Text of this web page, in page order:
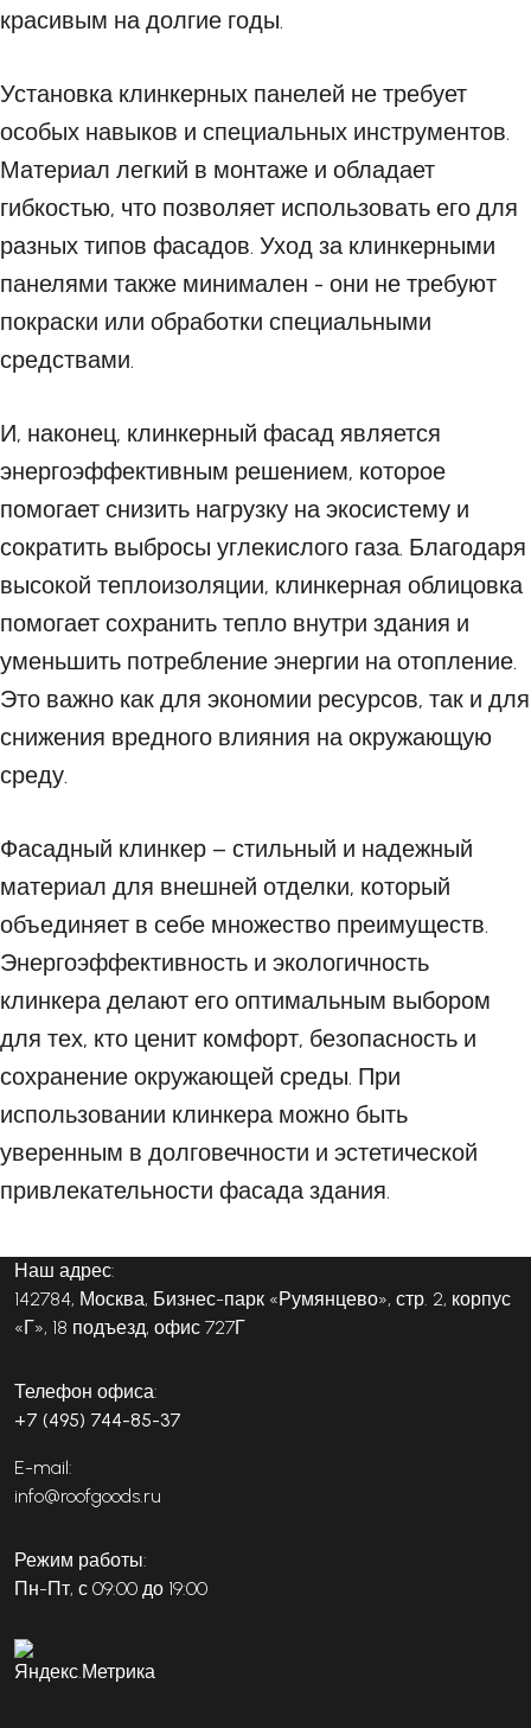
красивым на долгие годы.
Установка клинкерных панелей не требует
особых навыков и специальных инструментов.
Материал легкий в монтаже и обладает
гибкостью, что позволяет использовать его для
разных типов фасадов. Уход за клинкерными
панелями также минимален - они не требуют
покраски или обработки специальными
средствами.
И, наконец, клинкерный фасад является
энергоэффективным решением, которое
помогает снизить нагрузку на экосистему и
сократить выбросы углекислого газа. Благодаря
высокой теплоизоляции, клинкерная облицовка
помогает сохранить тепло внутри здания и
уменьшить потребление энергии на отопление.
Это важно как для экономии ресурсов, так и для
снижения вредного влияния на окружающую
среду.
Фасадный клинкер – стильный и надежный
материал для внешней отделки, который
объединяет в себе множество преимуществ.
Энергоэффективность и экологичность
клинкера делают его оптимальным выбором
для тех, кто ценит комфорт, безопасность и
сохранение окружающей среды. При
использовании клинкера можно быть
уверенным в долговечности и эстетической
привлекательности фасада здания.
Наш адрес:
142784, Москва, Бизнес-парк «Румянцево», стр. 2, корпус
«Г», 18 подъезд, офис 727Г
Телефон офиса:
+7 (495) 744-85-37
E-mail:
info@roofgoods.ru
Режим работы:
Пн-Пт, с 09:00 до 19:00